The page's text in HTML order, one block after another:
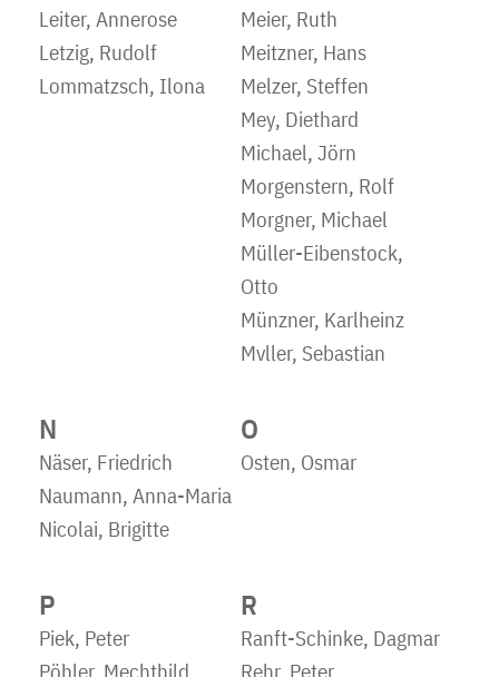
Leiter, Annerose
Letzig, Rudolf
Lommatzsch, Ilona
Meier, Ruth
Meitzner, Hans
Melzer, Steffen
Mey, Diethard
Michael, Jörn
Morgenstern, Rolf
Morgner, Michael
Müller-Eibenstock,
Otto
Münzner, Karlheinz
Mvller, Sebastian
N
Näser, Friedrich
Naumann, Anna-Maria
Nicolai, Brigitte
O
Osten, Osmar
P
Piek, Peter
Pöhler, Mechthild
R
Ranft-Schinke, Dagmar
Rehr, Peter